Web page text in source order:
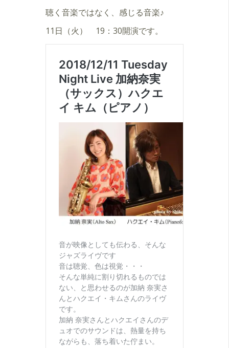
聴く音楽ではなく、感じる音楽♪
11日（火） 19：30開演です。